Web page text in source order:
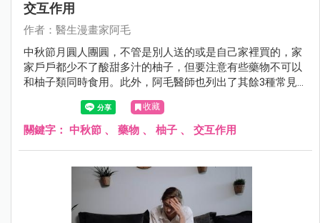
交互作用
作者：醫生漫畫家阿毛
中秋節月圓人團圓，不管是別人送的或是自己家裡買的，家
家戶戶都少不了酸甜多汁的柚子，但要注意有些藥物不可以
和柚子類同時食用。此外，阿毛醫師也列出了其餘3種常見
的藥物食物交互作用，幫助大家規避。
收藏
關鍵字： 中秋節 、 藥物 、 柚子 、 交互作用